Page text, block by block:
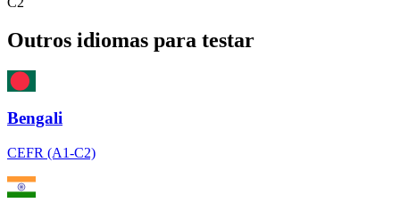
Outros idiomas para testar
Bengali
CEFR (A1-C2)